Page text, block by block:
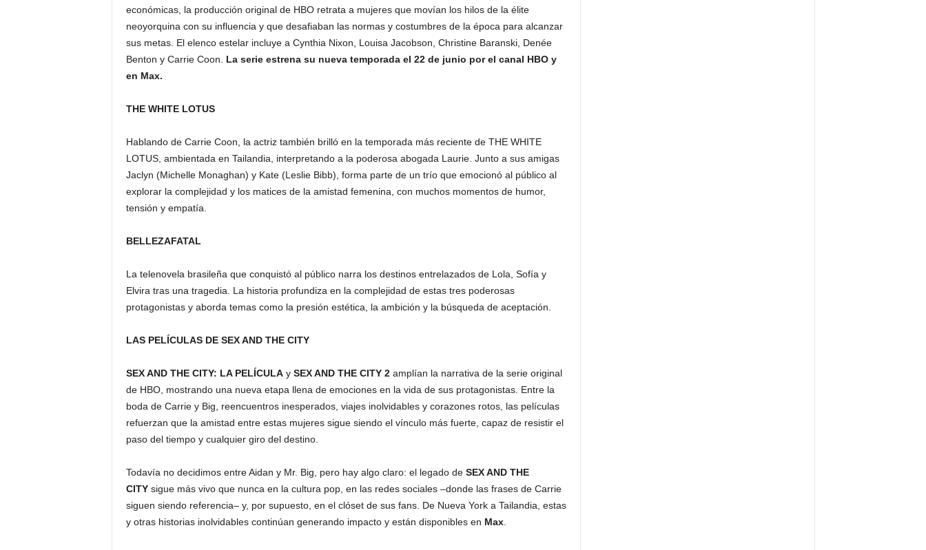
económicas, la producción original de HBO retrata a mujeres que movían los hilos de la élite
neoyorquina con su influencia y que desafiaban las normas y costumbres de la época para alcanzar
sus metas. El elenco estelar incluye a Cynthia Nixon, Louisa Jacobson, Christine Baranski, Denée
Benton y Carrie Coon. La serie estrena su nueva temporada el 22 de junio por el canal HBO y
en Max.
THE WHITE LOTUS
Hablando de Carrie Coon, la actriz también brilló en la temporada más reciente de THE WHITE
LOTUS, ambientada en Tailandia, interpretando a la poderosa abogada Laurie. Junto a sus amigas
Jaclyn (Michelle Monaghan) y Kate (Leslie Bibb), forma parte de un trío que emocionó al público al
explorar la complejidad y los matices de la amistad femenina, con muchos momentos de humor,
tensión y empatía.
BELLEZAFATAL
La telenovela brasileña que conquistó al público narra los destinos entrelazados de Lola, Sofía y
Elvira tras una tragedia. La historia profundiza en la complejidad de estas tres poderosas
protagonistas y aborda temas como la presión estética, la ambición y la búsqueda de aceptación.
LAS PELÍCULAS DE SEX AND THE CITY
SEX AND THE CITY: LA PELÍCULAy SEX AND THE CITY 2amplían la narrativa de la serie original
de HBO, mostrando una nueva etapa llena de emociones en la vida de sus protagonistas. Entre la
boda de Carrie y Big, reencuentros inesperados, viajes inolvidables y corazones rotos, las películas
refuerzan que la amistad entre estas mujeres sigue siendo el vínculo más fuerte, capaz de resistir el
paso del tiempo y cualquier giro del destino.
Todavía no decidimos entre Aidan y Mr. Big, pero hay algo claro: el legado de SEX AND THE
CITYsigue más vivo que nunca en la cultura pop, en las redes sociales –donde las frases de Carrie
siguen siendo referencia– y, por supuesto, en el clóset de sus fans. De Nueva York a Tailandia, estas
y otras historias inolvidables continúan generando impacto y están disponibles en Max.